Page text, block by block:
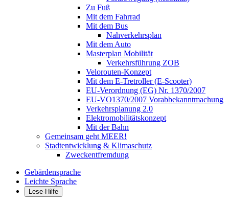
Zu Fuß
Mit dem Fahrrad
Mit dem Bus
Nahverkehrsplan
Mit dem Auto
Masterplan Mobilität
Verkehrsführung ZOB
Velorouten-Konzept
Mit dem E-Tretroller (E-Scooter)
EU-Verordnung (EG) Nr. 1370/2007
EU-VO1370/2007 Vorabbekanntmachung
Verkehrsplanung 2.0
Elektromobilitätskonzept
Mit der Bahn
Gemeinsam geht MEER!
Stadtentwicklung & Klimaschutz
Zweckentfremdung
Gebärdensprache
Leichte Sprache
Lese-Hilfe